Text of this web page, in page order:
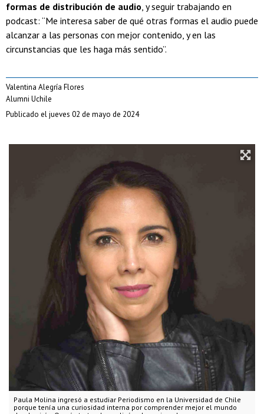
Paula Molina ingresó a estudiar Periodismo en la Universidad de Chile
porque tenía una curiosidad interna por comprender mejor el mundo
formas de distribución de audio, y seguir trabajando en
podcast: “Me interesa saber de qué otras formas el audio puede
alcanzar a las personas con mejor contenido, y en las
circunstancias que les haga más sentido”.
Valentina Alegría Flores
Alumni Uchile
Publicado el jueves 02 de mayo de 2024